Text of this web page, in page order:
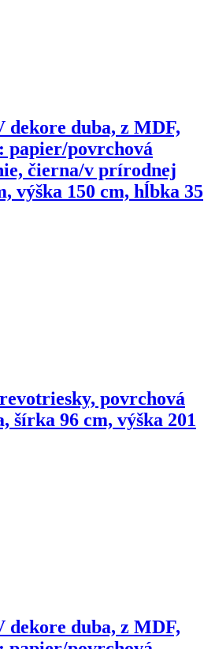
dekore duba, z MDF,
papier/povrchová
čierna/v prírodnej
výška 150 cm, hĺbka 35
povrchová
šírka 96 cm, výška 201
dekore duba, z MDF,